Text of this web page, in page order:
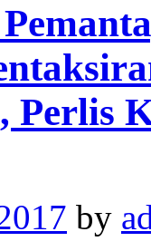
Perlis
by